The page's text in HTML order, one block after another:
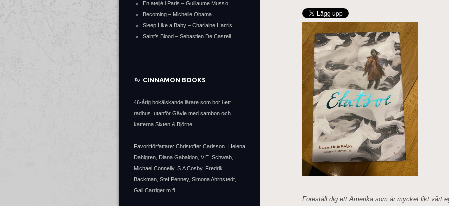
Föreställ dig ett Amerika som är mycket likt vårt
En ateljé i Paris – Guillaume Musso
Becoming – Michelle Obama
Sleep Like a Baby – Charlaine Harris
Saint’s Blood – Sebastien De Castell
CINNAMON BOOKS
46-årig bokälskande lärare som bor i ett
radhus utanför Gävle med sambon och
katterna Sixten & Björne.
Favoritförfattare: Christoffer Carlsson, Helena
Dahlgren, Diana Gabaldon, V.E. Schwab,
Michael Connelly, S.A Cosby, Fredrik
Backman, Stef Penney, Simona Ahrnstedt,
Gail Carriger m.fl.